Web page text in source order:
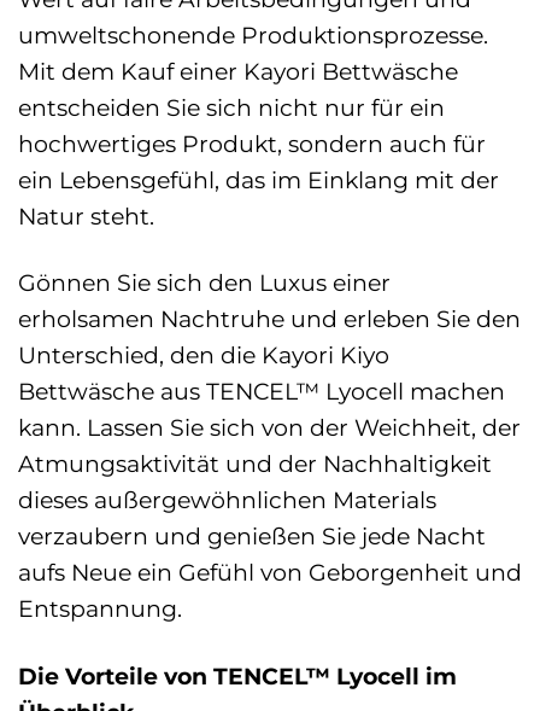
umweltschonende Produktionsprozesse.
Mit dem Kauf einer Kayori Bettwäsche
entscheiden Sie sich nicht nur für ein
hochwertiges Produkt, sondern auch für
ein Lebensgefühl, das im Einklang mit der
Natur steht.
Gönnen Sie sich den Luxus einer
erholsamen Nachtruhe und erleben Sie den
Unterschied, den die Kayori Kiyo
Bettwäsche aus TENCEL™ Lyocell machen
kann. Lassen Sie sich von der Weichheit, der
Atmungsaktivität und der Nachhaltigkeit
dieses außergewöhnlichen Materials
verzaubern und genießen Sie jede Nacht
aufs Neue ein Gefühl von Geborgenheit und
Entspannung.
Die Vorteile von TENCEL™ Lyocell im